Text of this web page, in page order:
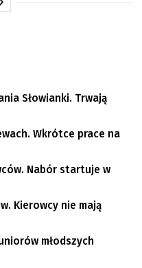
Słowianki. Trwają
Wkrótce prace na
Nabór startuje w
Kierowcy nie mają
młodszych